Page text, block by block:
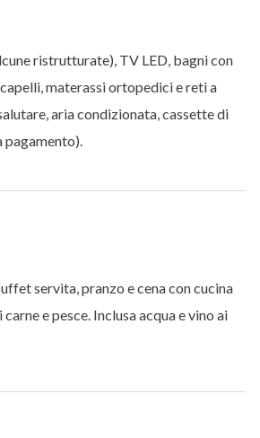
ristrutturate), TV LED, bagni con
materassi ortopedici e reti a
aria condizionata, cassette di
pagamento).
servita, pranzo e cena con cucina
e pesce. Inclusa acqua e vino ai